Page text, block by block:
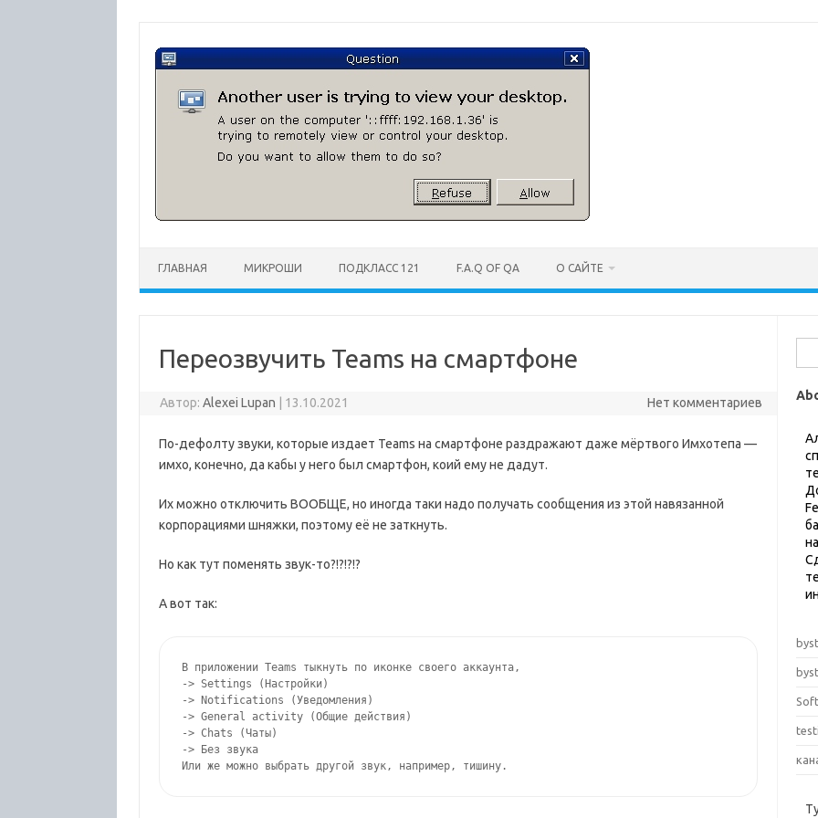
содержимому
ГЛАВНАЯ МИКРОШИ ПОДКЛАСС 121 F.A.Q OF QA О САЙТЕ
Переозвучить Teams на смартфоне
Автор:Alexei Lupan 13.10.2021 Нет комментариев
По-дефолту звуки, которые издает Teams на смартфоне раздражают даже мëртвого Имхотепа —
имхо, конечно, да кабы у него был смартфон, коий ему не дадут.
Их можно отключить ВООБЩЕ, но иногда таки надо получать сообщения из этой навязанной
корпорациями шняжки, поэтому еë не заткнуть.
Но как тут поменять звук-то?!?!?!?
А вот так:
В приложении Teams тыкнуть по иконке своего аккаунта,
-> Settings (Настройки)
-> Notifications (Уведомления)
-> General activity (Общие действия)
-> Chats (Чаты)
-> Без звука
Или же можно выбрать другой звук, например, тишину.